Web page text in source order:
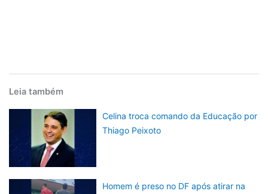
Leia também
Celina troca comando da Educação por
Thiago Peixoto
Homem é preso no DF após atirar na